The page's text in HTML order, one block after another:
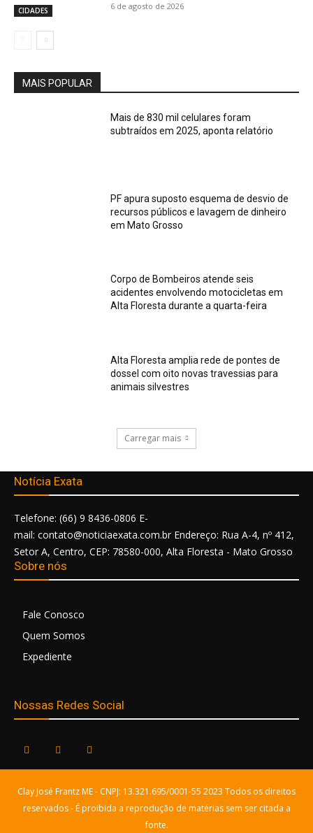
CIDADES 6 de agosto de 2026
MAIS POPULAR
Mais de 830 mil celulares foram
subtraídos em 2025, aponta relatório
PF apura suposto esquema de desvio de
recursos públicos e lavagem de dinheiro
em Mato Grosso
Corpo de Bombeiros atende seis
acidentes envolvendo motocicletas em
Alta Floresta durante a quarta-feira
Alta Floresta amplia rede de pontes de
dossel com oito novas travessias para
animais silvestres
Carregar mais
Notícia Exata
Telefone: (66) 9 8436-0806 E-
mail: contato@noticiaexata.com.br Endereço: Rua A-4, nº 412,
Setor A, Centro, CEP: 78580-000, Alta Floresta - Mato Grosso
Sobre nós
Fale Conosco
Quem Somos
Expediente
Nossas Redes Social
Clay José Frantz ME - CNPJ: 13.321.695/0001-55 2023 Todos os direitos
reservados - É proibida a reprodução de matérias sem ser citada a
fonte.